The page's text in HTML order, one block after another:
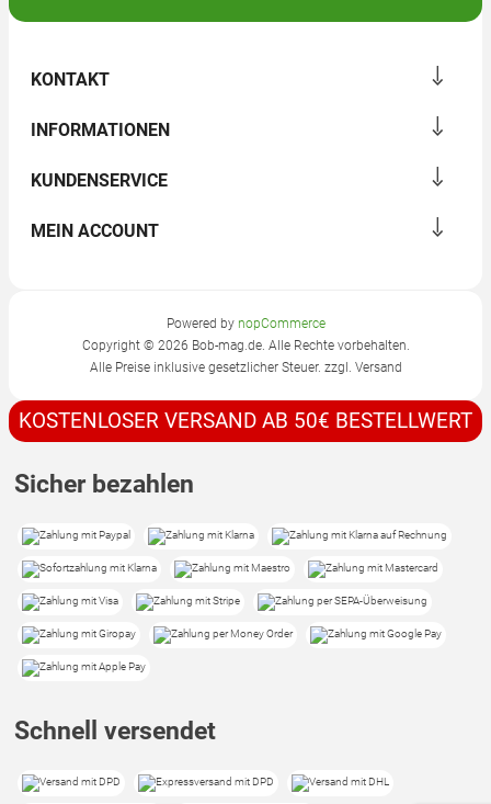
KONTAKT
INFORMATIONEN
KUNDENSERVICE
MEIN ACCOUNT
Powered by nopCommerce
Copyright © 2026 Bob-mag.de. Alle Rechte vorbehalten.
Alle Preise inklusive gesetzlicher Steuer. zzgl. Versand
KOSTENLOSER VERSAND AB 50€ BESTELLWERT
Sicher bezahlen
Schnell versendet